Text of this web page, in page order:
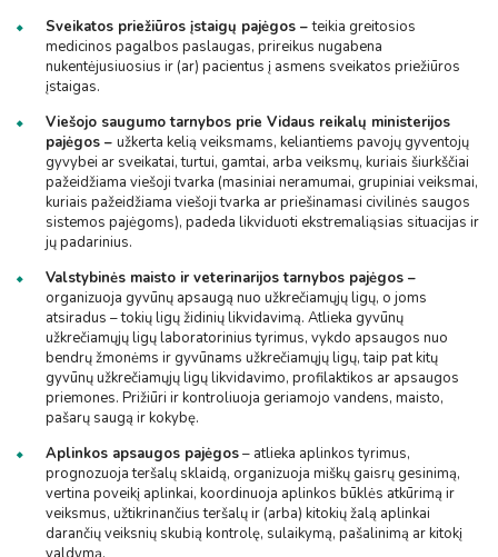
Sveikatos priežiūros įstaigų pajėgos –teikia greitosios
medicinos pagalbos paslaugas, prireikus nugabena
nukentėjusiuosius ir (ar) pacientus į asmens sveikatos priežiūros
įstaigas.
Viešojo saugumo tarnybos prie Vidaus reikalų ministerijos
pajėgos – užkerta kelią veiksmams, keliantiems pavojų gyventojų
gyvybei ar sveikatai, turtui, gamtai, arba veiksmų, kuriais šiurkščiai
pažeidžiama viešoji tvarka (masiniai neramumai, grupiniai veiksmai,
kuriais pažeidžiama viešoji tvarka ar priešinamasi civilinės saugos
sistemos pajėgoms), padeda likviduoti ekstremaliąsias situacijas ir
jų padarinius.
Valstybinės maisto ir veterinarijos tarnybos pajėgos –
organizuoja gyvūnų apsaugą nuo užkrečiamųjų ligų, o joms
atsiradus – tokių ligų židinių likvidavimą. Atlieka gyvūnų
užkrečiamųjų ligų laboratorinius tyrimus, vykdo apsaugos nuo
bendrų žmonėms ir gyvūnams užkrečiamųjų ligų, taip pat kitų
gyvūnų užkrečiamųjų ligų likvidavimo, profilaktikos ar apsaugos
priemones. Prižiūri ir kontroliuoja geriamojo vandens, maisto,
pašarų saugą ir kokybę.
Aplinkos apsaugos pajėgos– atlieka aplinkos tyrimus,
prognozuoja teršalų sklaidą, organizuoja miškų gaisrų gesinimą,
vertina poveikį aplinkai, koordinuoja aplinkos būklės atkūrimą ir
veiksmus, užtikrinančius teršalų ir (arba) kitokių žalą aplinkai
darančių veiksnių skubią kontrolę, sulaikymą, pašalinimą ar kitokį